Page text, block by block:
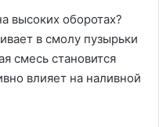
высоких оборотах?
в смолу пузырьки
смесь становится
влияет на наливной